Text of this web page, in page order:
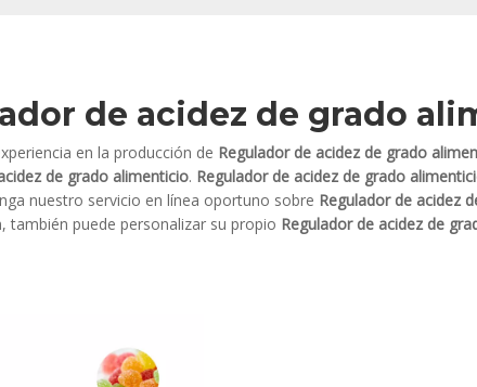
de acidez de grado
en la producción de Regulador de acidez de grado
de grado alimenticio. Regulador de acidez de grado
nuestro servicio en línea oportuno sobre Regulador de acidez
también puede personalizar su propio Regulador de acidez de